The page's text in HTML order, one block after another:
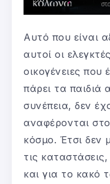
Αυτό που είναι
αυτοί οι
οικογένειες που
πάρει τα παιδιά
συνέπεια, δεν
αναφέρονται
κόσμο. Έτσι δεν
τις
και για το